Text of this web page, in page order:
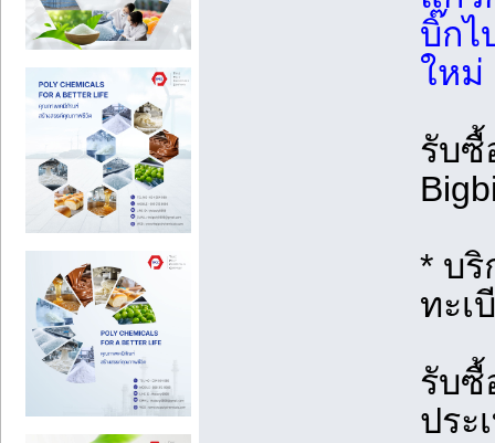
บิ๊กไ
ใหม่
รับซื้
* บริ
ทะเ
รับซื้
ประ